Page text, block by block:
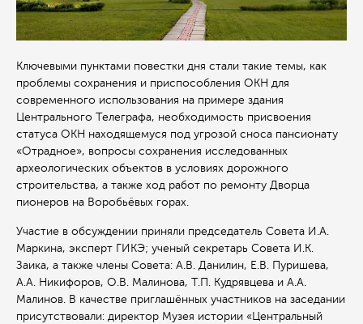
Ключевыми пунктами повестки дня стали такие темы, как
проблемы сохранения и приспособления ОКН для
современного использования на примере здания
Центрального Телеграфа, необходимость присвоения
статуса ОКН находящемуся под угрозой сноса пансионату
«Отрадное», вопросы сохранения исследованных
археологических объектов в условиях дорожного
строительства, а также ход работ по ремонту Дворца
пионеров на Воробьёвых горах.
Участие в обсуждении приняли председатель Совета И.А.
Маркина, эксперт ГИКЭ; ученый секретарь Совета И.К.
Заика, а также члены Совета: А.В. Данилин, Е.В. Пуришева,
А.А. Никифоров, О.В. Малинова, Т.П. Кудрявцева и А.А.
Малинов. В качестве приглашённых участников на заседании
присутствовали: директор Музея истории «Центральный